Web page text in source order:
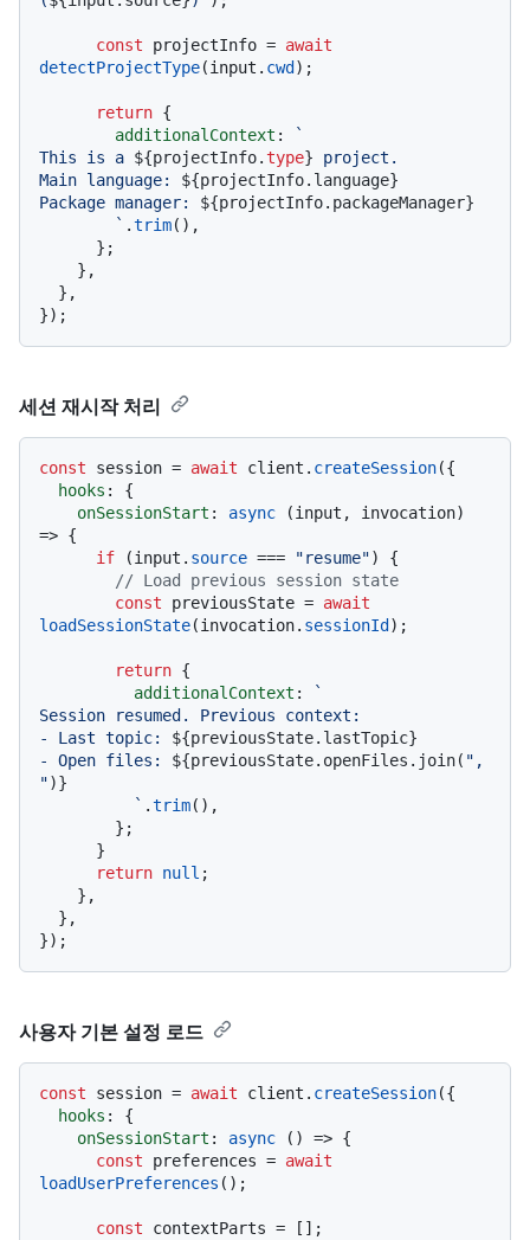
const projectInfo = await
detectProjectType(input. cwd );
return {
additionalContext :
`
This is a ${projectInfo.type} project.
Main language: ${projectInfo.language}
Package manager: ${projectInfo.packageManager}
        `
.trim(),
세션 재시작 처리
const session = await client. createSession({
hooks : {
onSessionStart : async (input, invocation)
=> {
if (input. source === "resume") {
// Load previous session state
const previousState = await
loadSessionState(invocation. sessionId );
return {
additionalContext :
`
Session resumed. Previous context:
- Last topic: ${previousState.lastTopic}
- Open files: ${previousState.openFiles.join( ",
")}
          `
.trim(),
return null ;
사용자 기본 설정 로드
const session = await client. createSession({
hooks : {
onSessionStart : async () => {
const preferences = await
loadUserPreferences ();
const contextParts = [];